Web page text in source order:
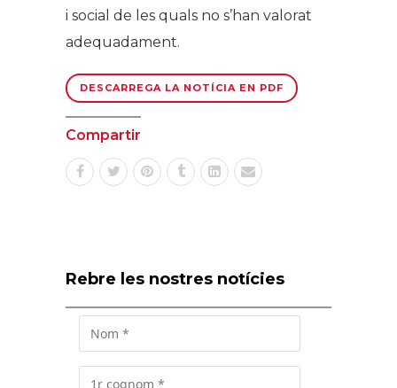
i social de les quals no s’han valorat
adequadament.
DESCARREGA LA NOTÍCIA EN PDF
Compartir
Rebre les nostres notícies